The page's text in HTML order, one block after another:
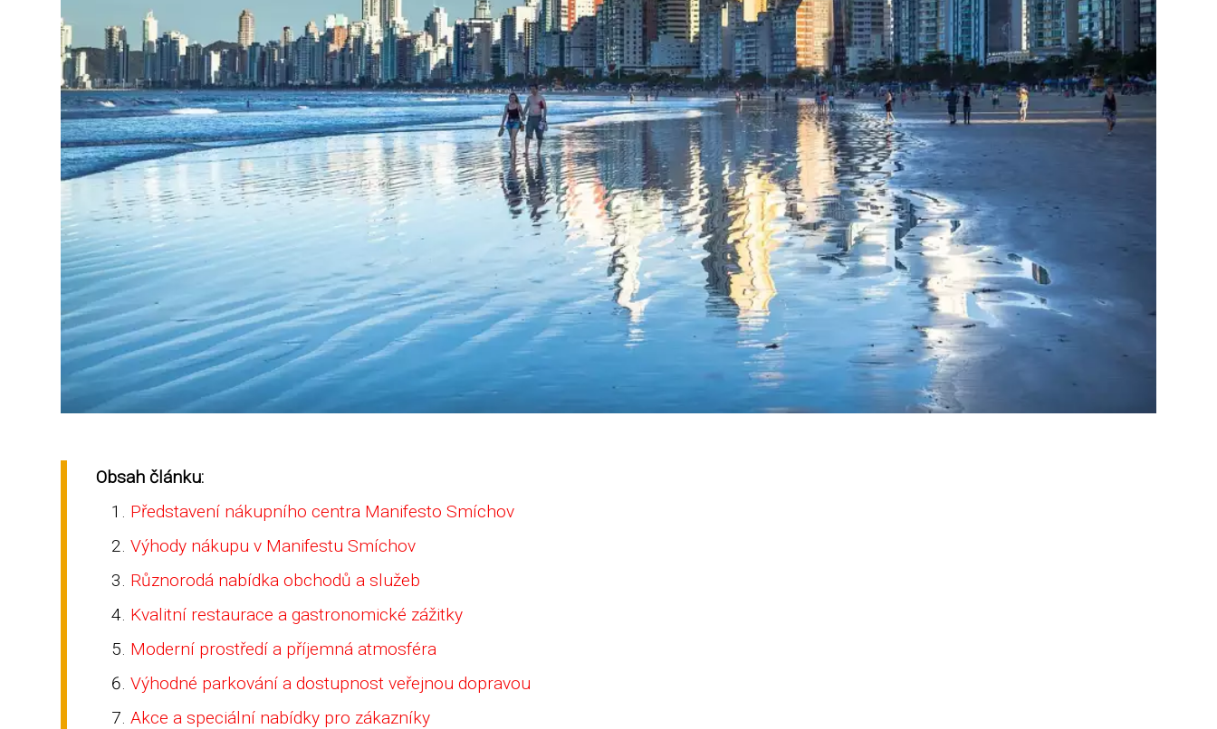
Obsah článku:
Představení nákupního centra Manifesto Smíchov
Výhody nákupu v Manifestu Smíchov
Různorodá nabídka obchodů a služeb
Kvalitní restaurace a gastronomické zážitky
Moderní prostředí a příjemná atmosféra
Výhodné parkování a dostupnost veřejnou dopravou
Akce a speciální nabídky pro zákazníky